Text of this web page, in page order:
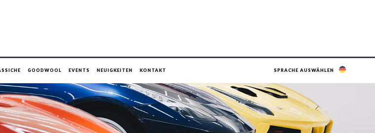
GOODWOOL EVENTS NEUIGKEITEN KONTAKT SPRACHE AUSWÄHLEN